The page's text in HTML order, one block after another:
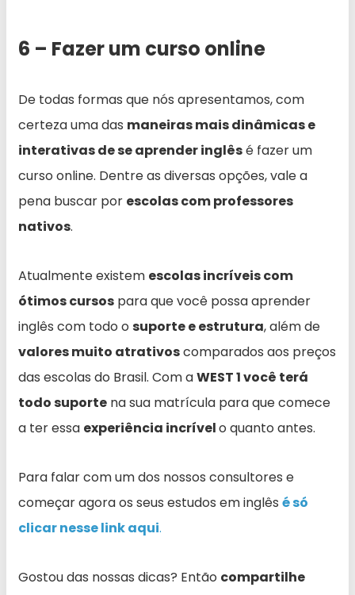
6 – Fazer um curso online
De todas formas que nós apresentamos, com
certeza uma das maneiras mais dinâmicas e
interativas de se aprender inglêsé fazer um
curso online. Dentre as diversas opções, vale a
pena buscar por escolas com professores
nativos.
Atualmente existem escolas incríveis com
ótimos cursos para que você possa aprender
inglês com todo o suporte e estrutura, além de
valores muito atrativoscomparados aos preços
das escolas do Brasil. Com aWEST 1 você terá
todo suporte na sua matrícula para que comece
a ter essa experiência incrívelo quanto antes.
Para falar com um dos nossos consultores e
começar agora os seus estudos em inglês é só
clicar nesse link aqui.
Gostou das nossas dicas? Então compartilhe